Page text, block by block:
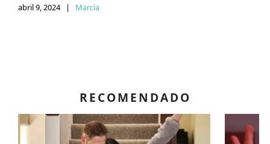
abril 9, 2024 | Marcia
RECOMENDADO